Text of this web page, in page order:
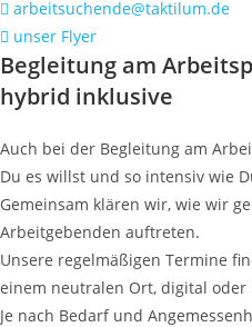
arbeitsuchende@taktilum.de
unser Flyer
Begleitung am
hybrid inklusive
Auch bei der Begleitung am
Du es willst und so intensiv wie
Gemeinsam klären wir, wie wir
Arbeitgebenden auftreten.
Unsere regelmäßigen Termine
einem neutralen Ort, digital
Je nach Bedarf und